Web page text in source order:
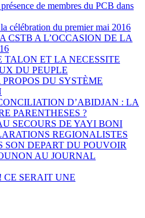
de membres du PCB dans
célébration du premier mai 2016
CSTB A L’OCCASION DE LA
TALON ET LA NECESSITE
DU PEUPLE
DU SYSTÈME
D’ABIDJAN : LA
PARENTHESES ?
SECOURS DE YAYI BONI
REGIONALISTES
SON DEPART DU POUVOIR
AU JOURNAL
CE SERAIT UNE